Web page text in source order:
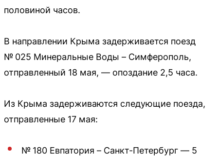
половиной часов.
В направлении Крыма задерживается поезд
№ 025 Минеральные Воды – Симферополь,
отправленный 18 мая, — опоздание 2,5 часа.
Из Крыма задерживаются следующие поезда,
отправленные 17 мая:
№ 180 Евпатория – Санкт-Петербург — 5